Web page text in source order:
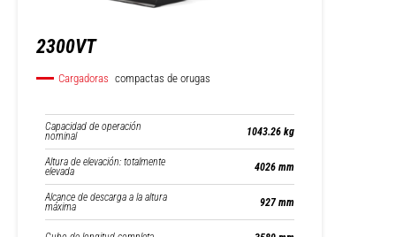
2300VT
Cargadoras compactas de orugas
Capacidad de operación
nominal 1043.26 kg
Altura de elevación: totalmente
elevada 4026 mm
Alcance de descarga a la altura
máxima 927 mm